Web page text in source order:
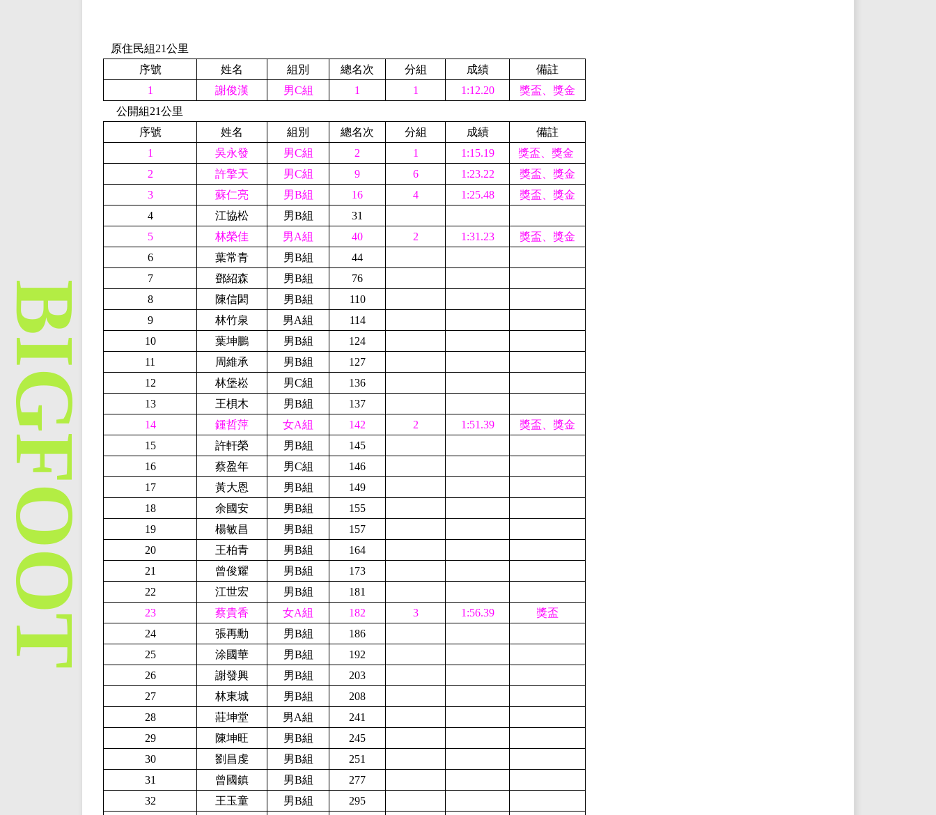
原住民組21公里
序號
姓名 組別 總名次 分組 成績
備註
1
謝俊漢 男C組 1 1 1:12.20
獎盃、獎金
公開組21公里
序號
姓名 組別 總名次 分組 成績
備註
1
吳永發 男C組 2 1 1:15.19
獎盃、獎金
2
許擎天 男C組 9 6 1:23.22
獎盃、獎金
3
蘇仁亮 男B組 16 4 1:25.48
獎盃、獎金
4
江協松 男B組
31
5
林榮佳 男A組 40 2 1:31.23
獎盃、獎金
6
葉常青 男B組
44
7
鄧紹森 男B組
76
8
陳信閎 男B組
110
9
林竹泉 男A組
114
10
葉坤鵬 男B組
124
11
周維承 男B組
127
12
林堡崧 男C組
136
13
王梖木 男B組
137
14
鍾哲萍 女A組 142 2 1:51.39
獎盃、獎金
15
許軒榮 男B組
145
16
蔡盈年 男C組
146
17
黃大恩 男B組
149
18
余國安 男B組
155
19
楊敏昌 男B組
157
20
王柏青 男B組
164
21
曾俊耀 男B組
173
22
江世宏 男B組
181
23
蔡貴香 女A組 182 3 1:56.39
獎盃
24
張再勳 男B組
186
25
涂國華 男B組
192
26
謝發興 男B組
203
27
林東城 男B組
208
28
莊坤堂 男A組
241
29
陳坤旺 男B組
245
30
劉昌虔 男B組
251
31
曾國鎮 男B組
277
32
王玉童 男B組
295